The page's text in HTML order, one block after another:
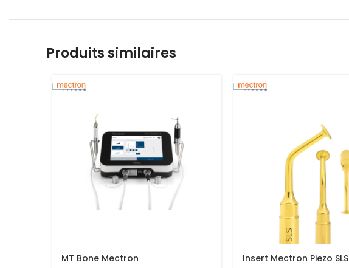
Produits similaires
MT Bone Mectron Insert Mectron Piezo SLS